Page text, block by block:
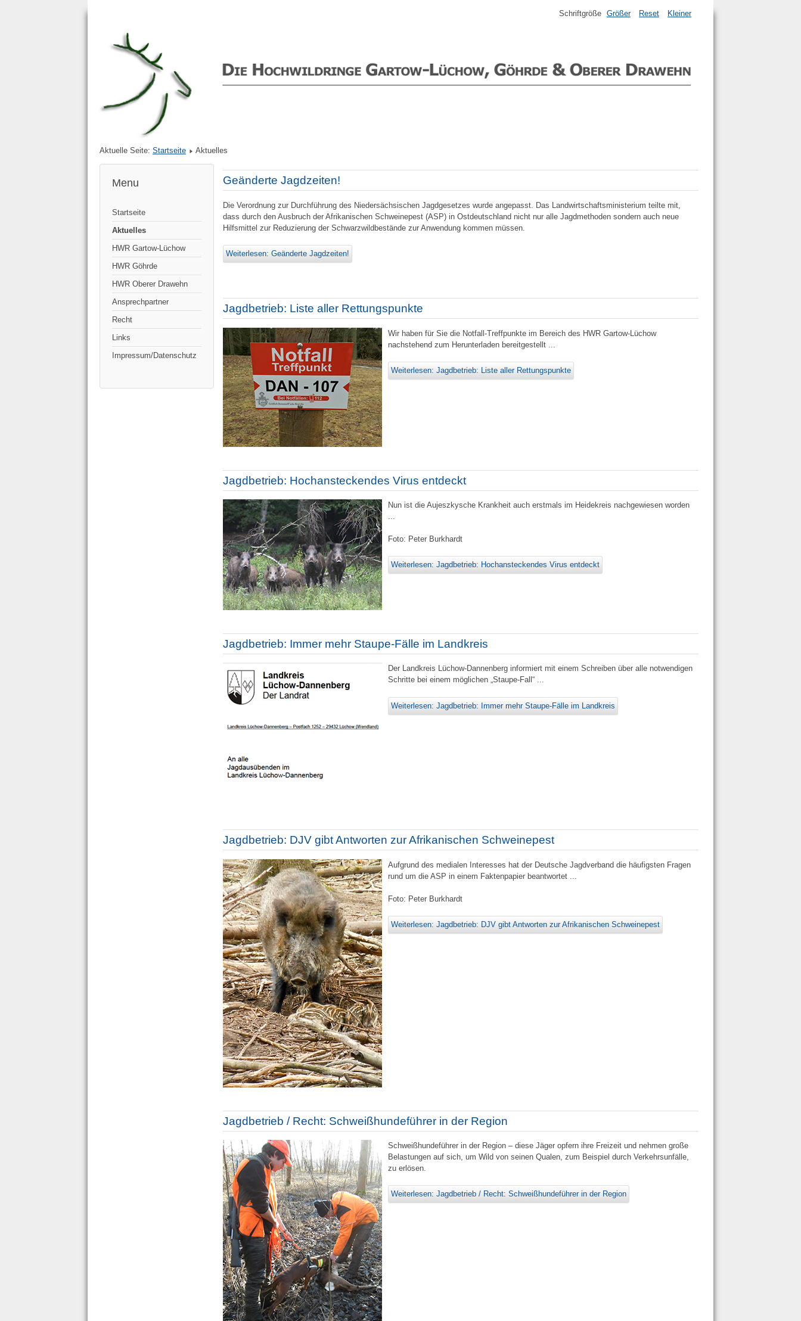
Schriftgröße Größer Reset Kleiner
Aktuelle Seite: Startseite Aktuelles
Menu
Startseite
Aktuelles
HWR Gartow-Lüchow
HWR Göhrde
HWR Oberer Drawehn
Ansprechpartner
Recht
Links
Impressum/Datenschutz
Geänderte Jagdzeiten!
Die Verordnung zur Durchführung des Niedersächsischen Jagdgesetzes wurde angepasst. Das Landwirtschaftsministerium teilte mit,
dass durch den Ausbruch der Afrikanischen Schweinepest (ASP) in Ostdeutschland nicht nur alle Jagdmethoden sondern auch neue
Hilfsmittel zur Reduzierung der Schwarzwildbestände zur Anwendung kommen müssen.
Weiterlesen: Geänderte Jagdzeiten!
Jagdbetrieb: Liste aller Rettungspunkte
Wir haben für Sie die Notfall-Treffpunkte im Bereich des HWR Gartow-Lüchow
nachstehend zum Herunterladen bereitgestellt ...
Weiterlesen: Jagdbetrieb: Liste aller Rettungspunkte
Jagdbetrieb: Hochansteckendes Virus entdeckt
Nun ist die Aujeszkysche Krankheit auch erstmals im Heidekreis nachgewiesen worden
Foto: Peter Burkhardt
Weiterlesen: Jagdbetrieb: Hochansteckendes Virus entdeckt
Jagdbetrieb: Immer mehr Staupe-Fälle im Landkreis
Der Landkreis Lüchow-Dannenberg informiert mit einem Schreiben über alle notwendigen
Schritte bei einem möglichen „Staupe-Fall“ ...
Weiterlesen: Jagdbetrieb: Immer mehr Staupe-Fälle im Landkreis
Jagdbetrieb: DJV gibt Antworten zur Afrikanischen Schweinepest
Aufgrund des medialen Interesses hat der Deutsche Jagdverband die häufigsten Fragen
rund um die ASP in einem Faktenpapier beantwortet ...
Foto: Peter Burkhardt
Weiterlesen: Jagdbetrieb: DJV gibt Antworten zur Afrikanischen Schweinepest
Jagdbetrieb / Recht: Schweißhundeführer in der Region
Schweißhundeführer in der Region – diese Jäger opfern ihre Freizeit und nehmen große
Belastungen auf sich, um Wild von seinen Qualen, zum Beispiel durch Verkehrsunfälle,
zu erlösen.
Weiterlesen: Jagdbetrieb / Recht: Schweißhundeführer in der Region